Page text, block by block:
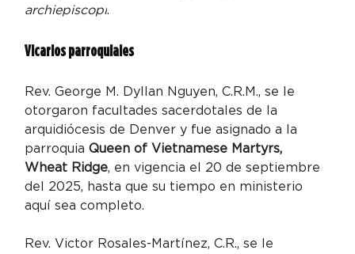
archiepiscopi.
Vicarios parroquiales
Rev. George M. Dyllan Nguyen, C.R.M., se le
otorgaron facultades sacerdotales de la
arquidiócesis de Denver y fue asignado a la
parroquia Queen of Vietnamese Martyrs,
Wheat Ridge, en vigencia el 20 de septiembre
del 2025, hasta que su tiempo en ministerio
aquí sea completo.
Rev. Victor Rosales-Martínez, C.R., se le